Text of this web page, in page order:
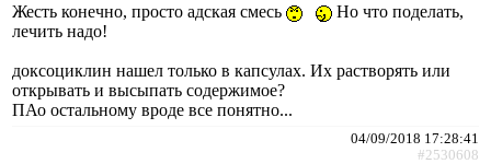
Жесть конечно, просто адская смесь
Но что поделать,
лечить надо!
доксоциклин нашел только в капсулах. Их растворять или
открывать и высыпать содержимое?
ПАо остальному вроде все понятно...
04/09/2018 17:28:41
#2530608